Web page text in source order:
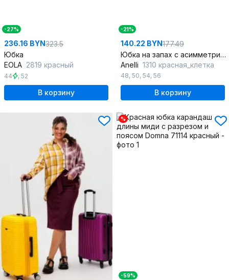
-27%
236.16 BYN323.5
Юбка
EOLA 2819 красный
44 , 52
В корзину
-21%
140.22 BYN177.49
Юбка на запах с асимметричным краем ниже колена
Anelli 1310 красная_клетка
48, 50, 54, 56
В корзину
%
-59%